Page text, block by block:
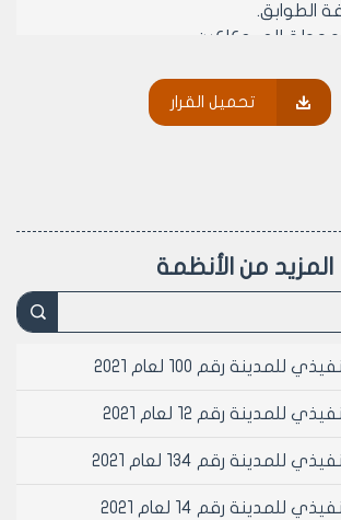
الطوابق.
إلى دكاكين .
( السكن الحديث الأول و السكن
الحديث الثاني والسكن الثاني): ترخص
الحديث الأول و السكن الحديث
مؤقتة لمدة عام للمقاسم السكنية
و طوابق الاقبية شريطة ان يكون لها
و السكن الثاني ، و يجدد الترخيص
:
تحميل القرار
المزيد من الأنظمة
للمدينة رقم 100 لعام 2021
للمدينة رقم 12 لعام 2021
للمدينة رقم 134 لعام 2021
للمدينة رقم 14 لعام 2021